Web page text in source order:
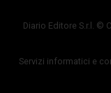
Diario Editore S.r.l. ©
Servizi informatici e